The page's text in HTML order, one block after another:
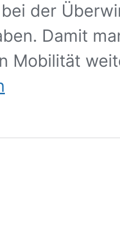
der
Damit
Mobilität